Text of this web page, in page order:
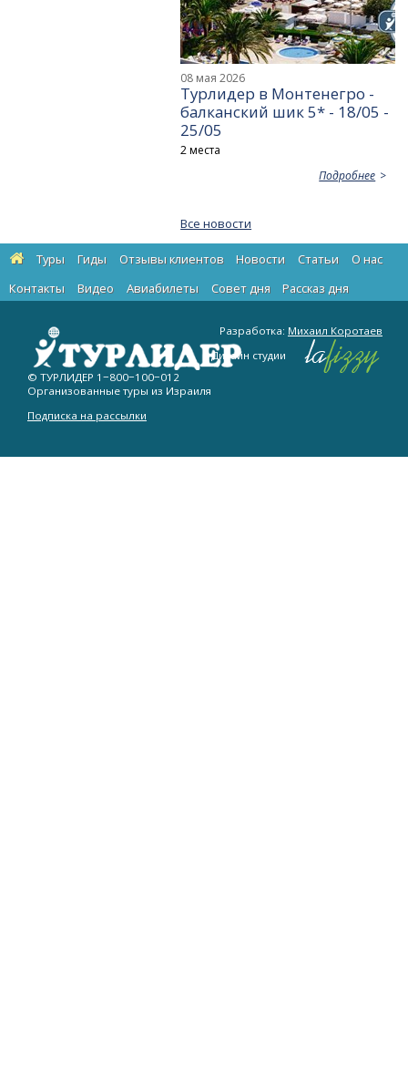
08 мая 2026
Турлидер в Монтенегро -
балканский шик 5* - 18/05 -
25/05
2 места
Подробнее
Все новости
Туры Гиды Отзывы клиентов Новости Статьи
О нас
Контакты
Видео Авиабилеты Cовет дня Рассказ дня
© ТУРЛИДЕР 1−800−100−012
Организованные туры из Израиля
Подписка на рассылки
Разработка: Михаил Коротаев
Дизайн студии